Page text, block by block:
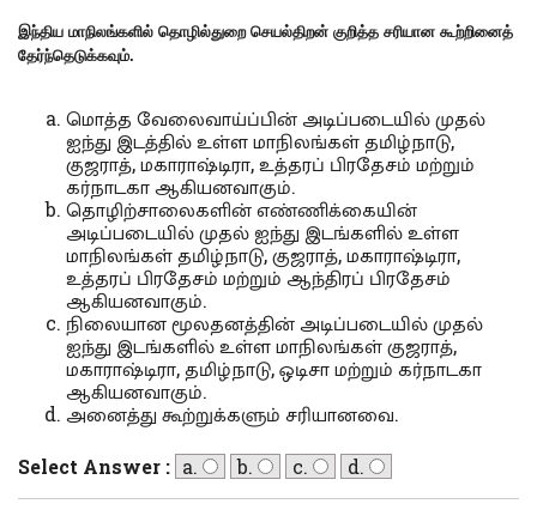
இந்திய மாநிலங்களில் தொழில்துறை செயல்திறன் குறித்த சரியான கூற்றினைத்
தேர்ந்தெடுக்கவும்.
மொத்த வேலைவாய்ப்பின் அடிப்படையில் முதல்
ஐந்து இடத்தில் உள்ள மாநிலங்கள் தமிழ்நாடு,
குஜராத், மகாராஷ்டிரா, உத்தரப் பிரதேசம் மற்றும்
கர்நாடகா ஆகியனவாகும்.
தொழிற்சாலைகளின் எண்ணிக்கையின்
அடிப்படையில் முதல் ஐந்து இடங்களில் உள்ள
மாநிலங்கள் தமிழ்நாடு, குஜராத், மகாராஷ்டிரா,
உத்தரப் பிரதேசம் மற்றும் ஆந்திரப் பிரதேசம்
ஆகியனவாகும்.
நிலையான மூலதனத்தின் அடிப்படையில் முதல்
ஐந்து இடங்களில் உள்ள மாநிலங்கள் குஜராத்,
மகாராஷ்டிரா, தமிழ்நாடு, ஒடிசா மற்றும் கர்நாடகா
ஆகியனவாகும்.
அனைத்து கூற்றுக்களும் சரியானவை.
Select Answer : a. b. c. d.